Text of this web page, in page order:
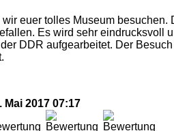
euer tolles Museum besuchen.
Es wird sehr eindrucksvoll
DDR aufgearbeitet. Der
Mai 2017 07:17